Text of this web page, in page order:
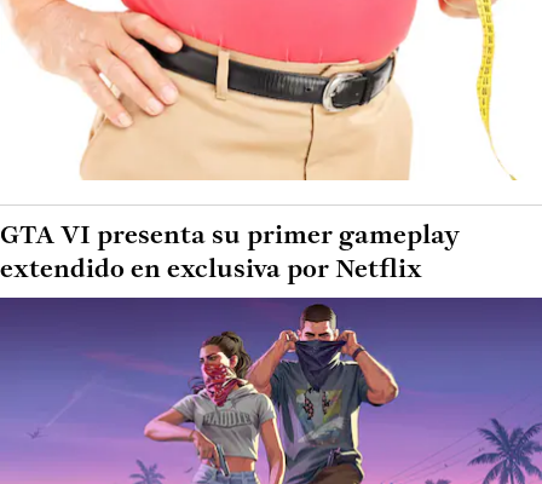
GTA VI presenta su primer gameplay
extendido en exclusiva por Netflix